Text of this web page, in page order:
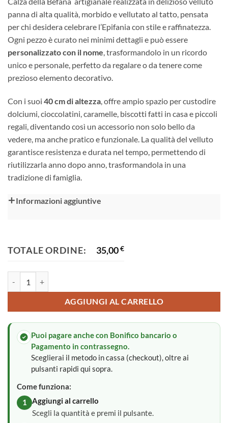
panna di alta qualità, morbido e vellutato al tatto, pensata
per chi desidera celebrare l’Epifania con stile e raffinatezza.
Ogni pezzo è curato nei minimi dettagli e può essere
personalizzato con il nome, trasformandolo in un ricordo
unico e personale, perfetto da regalare o da tenere come
prezioso elemento decorativo.
Con i suoi 40 cm di altezza, offre ampio spazio per custodire
dolciumi, cioccolatini, caramelle, biscotti fatti in casa e piccoli
regali, diventando così un accessorio non solo bello da
vedere, ma anche pratico e funzionale. La qualità del velluto
garantisce resistenza e durata nel tempo, permettendo di
riutilizzarla anno dopo anno, trasformandola in una
tradizione di famiglia.
Informazioni aggiuntive
TOTALE ORDINE: 35,00€
AGGIUNGI AL CARRELLO
Alternative:
Puoi pagare anche con Bonifico bancario o
Pagamento in contrassegno.
Sceglierai il metodo in cassa (checkout), oltre ai
pulsanti rapidi qui sopra.
Come funziona:
1
Aggiungi al carrello
Scegli la quantità e premi il pulsante.